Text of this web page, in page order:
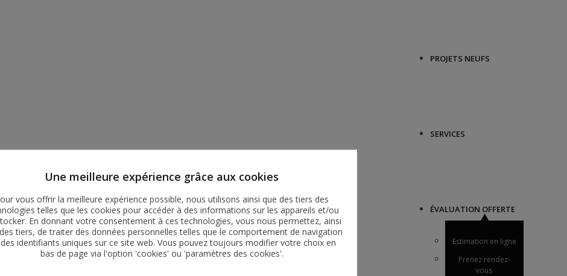
PROJETS NEUFS
SERVICES
ÉVALUATION OFFERTE
Estimation en ligne
Prenez rendez-
vous
Une meilleure expérience grâce aux cookies
vous offrir la meilleure expérience possible, nous utilisons ainsi que des tiers des
telles que les cookies pour accéder à des informations sur les appareils et/ou
En donnant votre consentement à ces technologies, vous nous permettez, ainsi
tiers, de traiter des données personnelles telles que le comportement de navigation
identifiants uniques sur ce site web. Vous pouvez toujours modifier votre choix en
bas de page via l'option 'cookies' ou 'paramètres des cookies'.